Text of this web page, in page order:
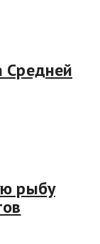
Средней
рыбу